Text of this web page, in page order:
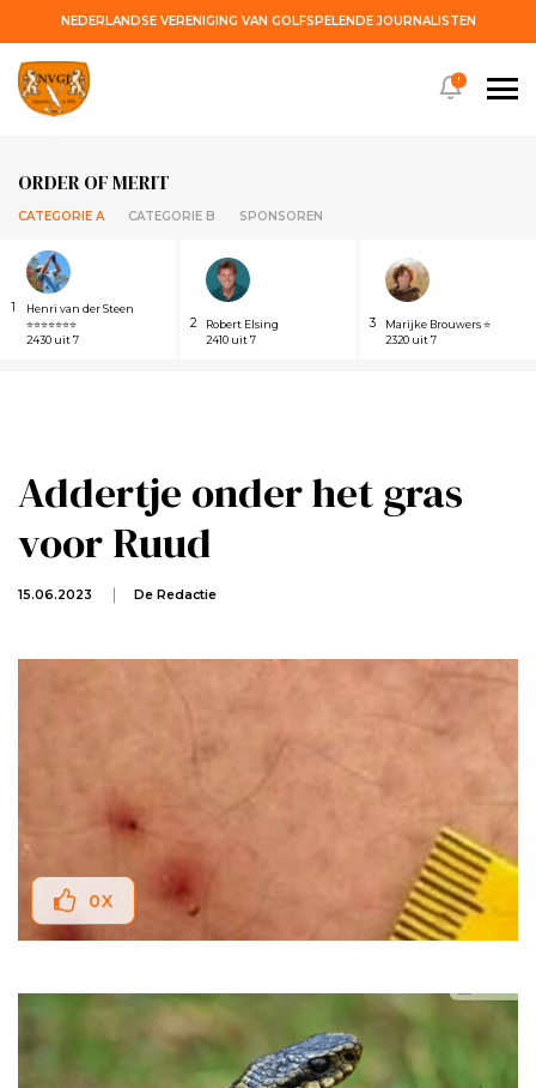
NEDERLANDSE VERENIGING VAN GOLFSPELENDE JOURNALISTEN
ORDER OF MERIT
CATEGORIE A CATEGORIE B SPONSOREN
1
Henri van der Steen
⭐⭐⭐⭐⭐⭐⭐
2430 uit 7
2
Robert Elsing
2410 uit 7
3
Marijke Brouwers ⭐
2320 uit 7
!
Addertje onder het gras
voor Ruud
15.06.2023 De Redactie
0X